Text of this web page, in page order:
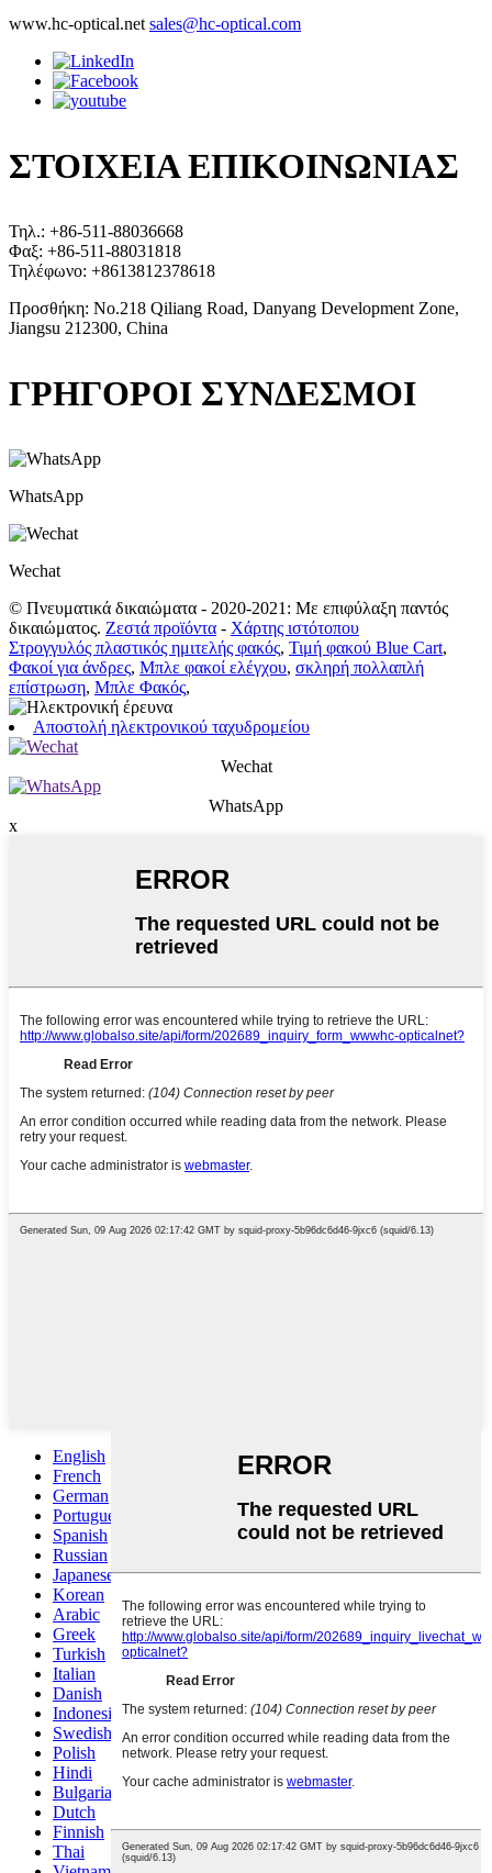
www.hc-optical.net sales@hc-optical.com
ΣΤΟΙΧΕΙΑ ΕΠΙΚΟΙΝΩΝΙΑΣ
Τηλ.: +86-511-88036668
Φαξ: +86-511-88031818
Τηλέφωνο: +8613812378618
Προσθήκη: No.218 Qiliang Road, Danyang Development Zone,
Jiangsu 212300, China
ΓΡΗΓΟΡΟΙ ΣΥΝΔΕΣΜΟΙ
WhatsApp
Wechat
© Πνευματικά δικαιώματα - 2020-2021: Με επιφύλαξη παντός
δικαιώματος. Ζεστά προϊόντα - Χάρτης ιστότοπου
Στρογγυλός πλαστικός ημιτελής φακός, Τιμή φακού Blue Cart,
Φακοί για άνδρες, Μπλε φακοί ελέγχου, σκληρή πολλαπλή
επίστρωση, Μπλε Φακός,
Αποστολή ηλεκτρονικού ταχυδρομείου
Wechat
WhatsApp
x
English
French
German
Portuguese
Spanish
Russian
Japanese
Korean
Arabic
Greek
Turkish
Italian
Danish
Indonesian
Swedish
Polish
Hindi
Bulgarian
Dutch
Finnish
Thai